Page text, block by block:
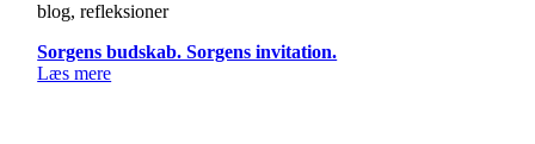
blog, refleksioner
Sorgens budskab. Sorgens invitation.
Læs mere